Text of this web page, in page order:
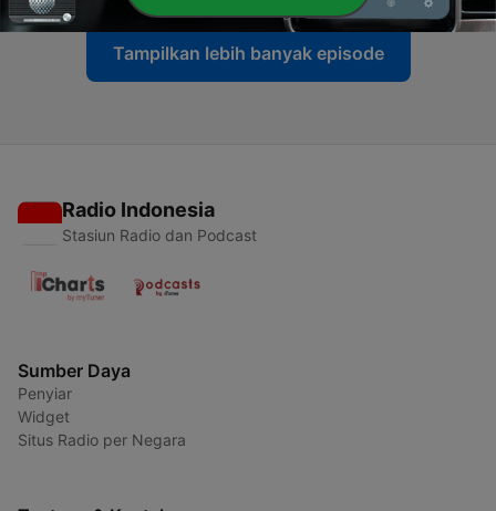
Tampilkan lebih banyak episode
Radio Indonesia
Stasiun Radio dan Podcast
Sumber Daya
Penyiar
Widget
Situs Radio per Negara